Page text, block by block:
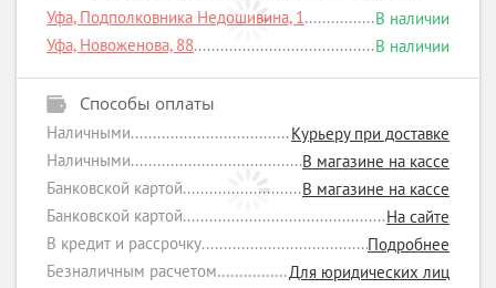
Уфа, Подполковника Недошивина, 1
В наличии
Уфа, Новоженова, 88
В наличии
Способы оплаты
Наличными
Курьеру при доставке
Наличными
В магазине на кассе
Банковской картой
В магазине на кассе
Банковской картой
На сайте
В кредит и рассрочку
Подробнее
Безналичным расчетом
Для юридических лиц